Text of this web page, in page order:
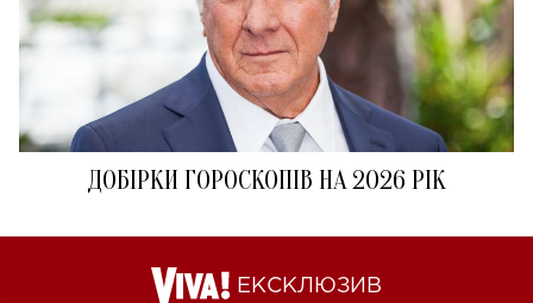
ДОБІРКИ ГОРОСКОПІВ НА 2026 РІК
ЕКСКЛЮЗИВ